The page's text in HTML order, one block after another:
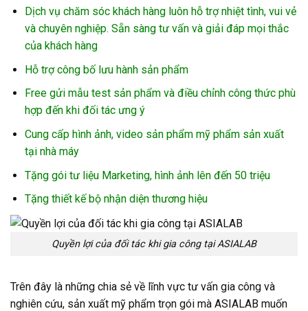
Dịch vụ chăm sóc khách hàng luôn hỗ trợ nhiệt tình, vui vẻ
và chuyên nghiệp. Sẵn sàng tư vấn và giải đáp mọi thắc
của khách hàng
Hỗ trợ công bố lưu hành sản phẩm
Free gửi mẫu test sản phẩm và điều chỉnh công thức phù
hợp đến khi đối tác ưng ý
Cung cấp hình ảnh, video sản phẩm mỹ phẩm sản xuất
tại nhà máy
Tặng gói tư liệu Marketing, hình ảnh lên đến 50 triệu
Tặng thiết kế bộ nhận diện thương hiệu
Quyền lợi của đối tác khi gia công tại ASIALAB
Trên đây là những chia sẻ về lĩnh vực tư vấn gia công và
nghiên cứu, sản xuất mỹ phẩm trọn gói mà ASIALAB muốn